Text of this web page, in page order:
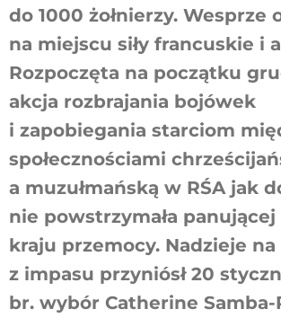
do 1000 żołnierzy. Wesprze
na miejscu siły francuskie i
Rozpoczęta na początku
akcja rozbrajania bojówek
i zapobiegania starciom
społecznościami
a muzułmańską w RŚA jak
nie powstrzymała
kraju przemocy. Nadzieje
z impasu przyniósł 20
br. wybór Catherine Samba-